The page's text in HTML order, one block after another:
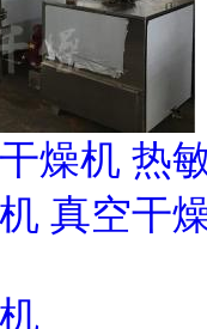
燥机 热
真空干